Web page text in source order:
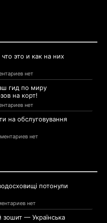
это и как на них
нет
гид по миру
на корт!
нет
на обслуговування
нет
потонули
нет
— Українська